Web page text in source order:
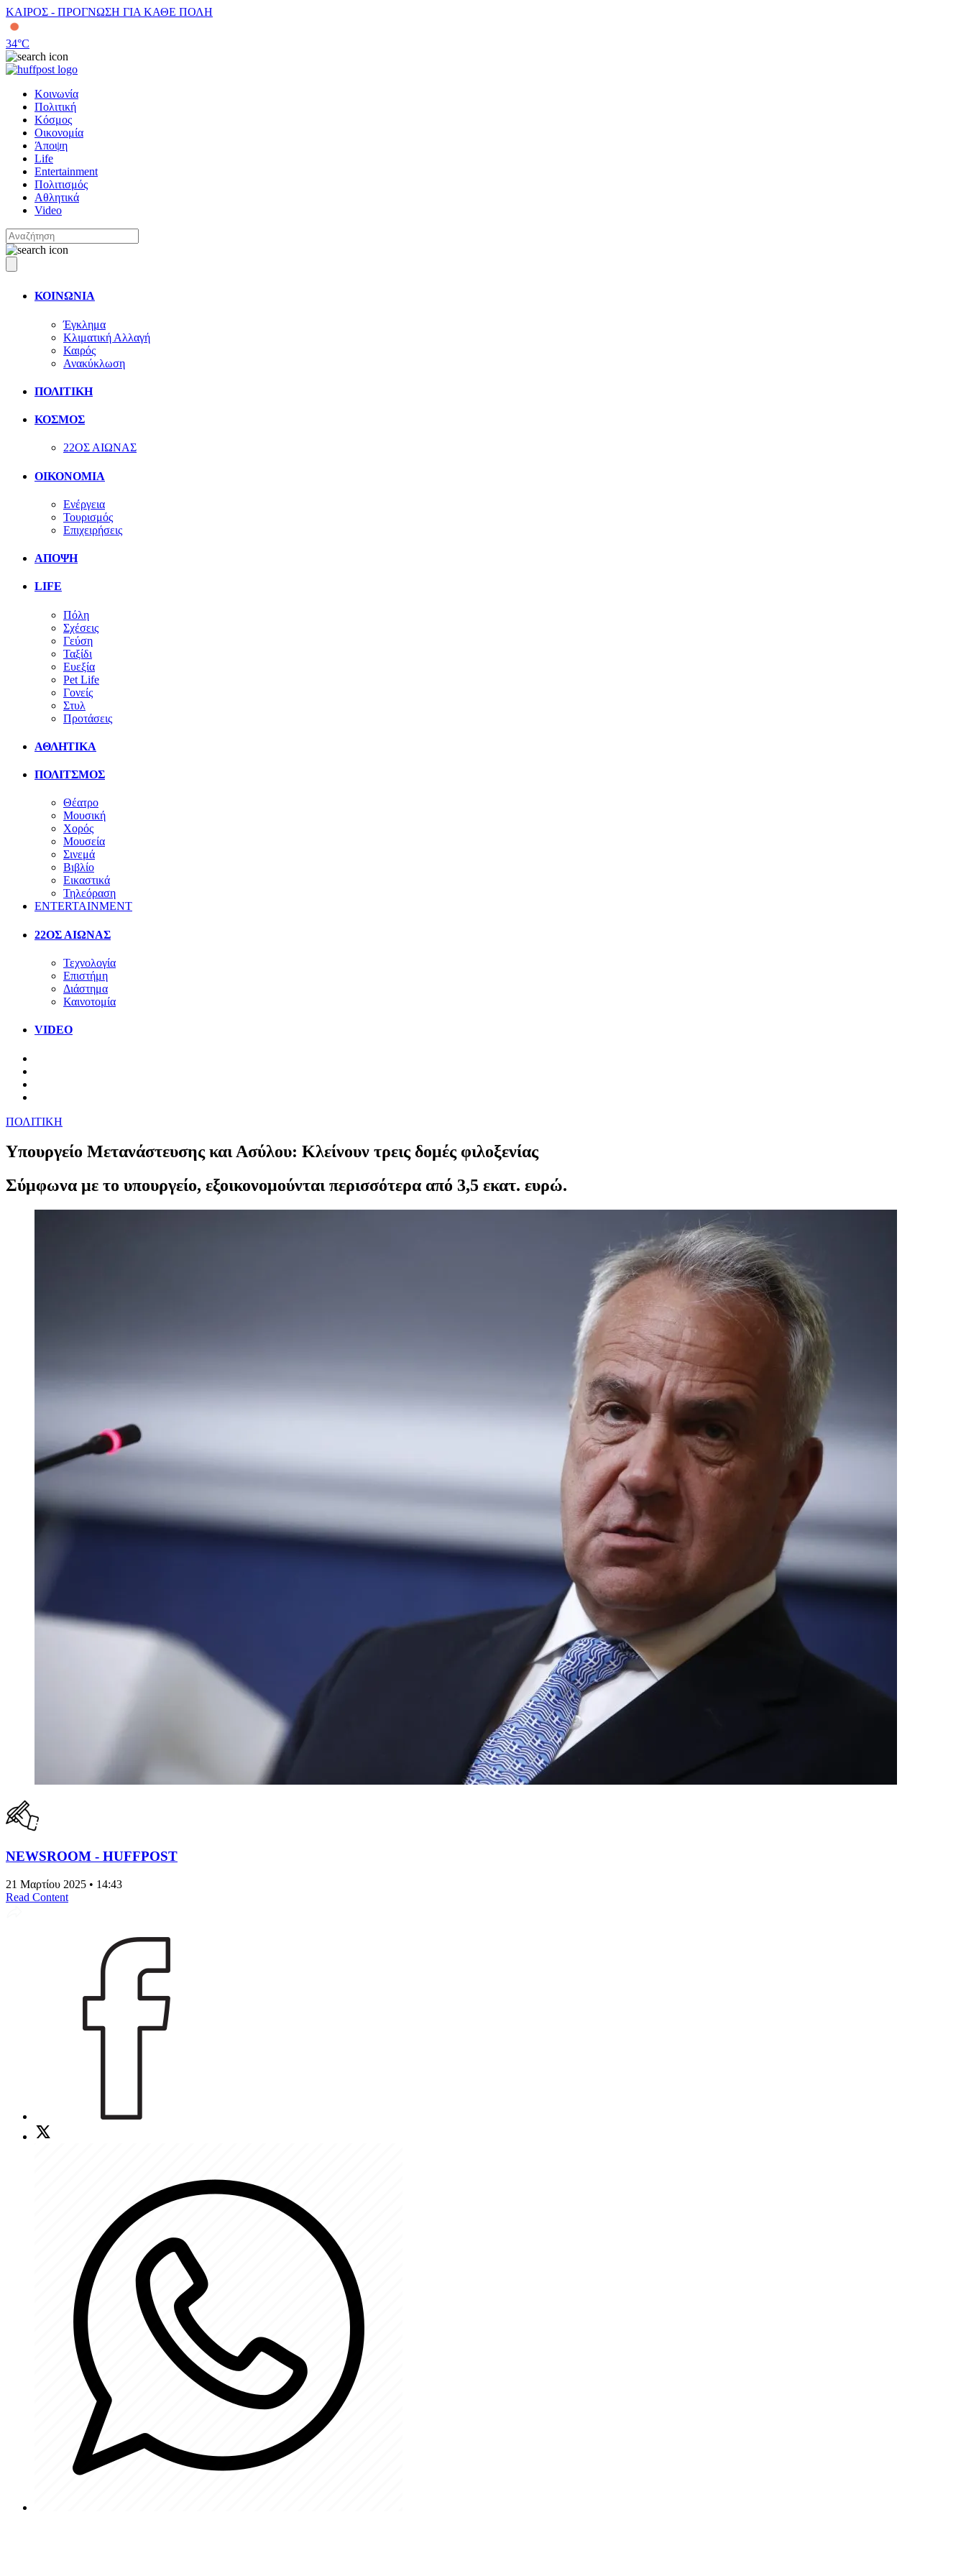
ΚΑΙΡΟΣ - ΠΡΟΓΝΩΣΗ ΓΙΑ ΚΑΘΕ ΠΟΛΗ
34°C
Κοινωνία
Πολιτική
Κόσμος
Οικονομία
Άποψη
Life
Entertainment
Πολιτισμός
Αθλητικά
Video
ΚΟΙΝΩΝΙΑ
Έγκλημα
Κλιματική Αλλαγή
Καιρός
Ανακύκλωση
ΠΟΛΙΤΙΚΗ
ΚΟΣΜΟΣ
22ΟΣ ΑΙΩΝΑΣ
ΟΙΚΟΝΟΜΙΑ
Ενέργεια
Τουρισμός
Επιχειρήσεις
ΑΠΟΨΗ
LIFE
Πόλη
Σχέσεις
Γεύση
Ταξίδι
Ευεξία
Pet Life
Γονείς
Στυλ
Προτάσεις
ΑΘΛΗΤΙΚΑ
ΠΟΛΙΤΣΜΟΣ
Θέατρο
Μουσική
Χορός
Μουσεία
Σινεμά
Βιβλίο
Εικαστικά
Τηλεόραση
ENTERTAINMENT
22ΟΣ ΑΙΩΝΑΣ
Τεχνολογία
Επιστήμη
Διάστημα
Καινοτομία
VIDEO
ΠΟΛΙΤΙΚΗ
Υπουργείο Μετανάστευσης και Ασύλου: Κλείνουν τρεις δομές φιλοξενίας
Σύμφωνα με το υπουργείο, εξοικονομούνται περισσότερα από 3,5 εκατ. ευρώ.
NEWSROOM - HUFFPOST
21 Μαρτίου 2025 • 14:43
Read Content